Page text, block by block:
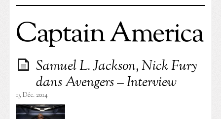
Captain America
Samuel L. Jackson, Nick Fury
dans Avengers – Interview
13 Déc. 2014